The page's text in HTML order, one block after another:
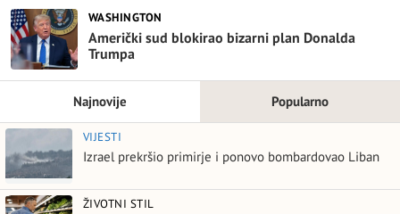
WASHINGTON
Američki sud blokirao bizarni plan Donalda
Trumpa
Najnovije Popularno
VIJESTI
Izrael prekršio primirje i ponovo bombardovao Liban
ŽIVOTNI STIL